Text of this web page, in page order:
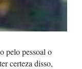
pelo pessoal o
certeza disso,